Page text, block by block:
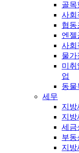
골목
사회
협동
엔젤
사회
물가
미취
업
동물
세무
지방
지방
세금
부동
지방